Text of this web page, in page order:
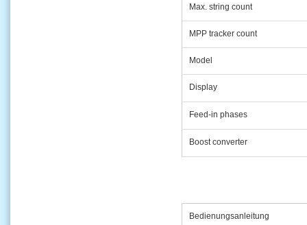
Max. string count
MPP tracker count
Model
Display
Feed-in phases
Boost converter
Bedienungsanleitung